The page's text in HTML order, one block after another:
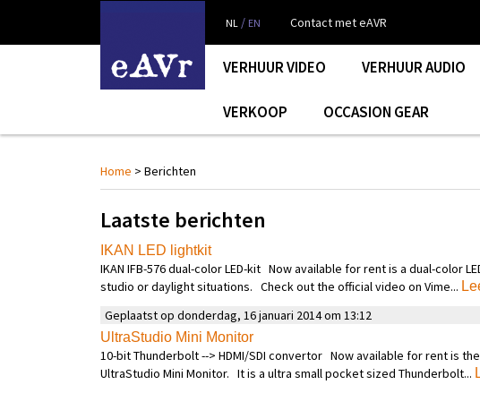
NL / EN Contact met eAVR
VERHUUR VIDEO VERHUUR AUDIO
VERKOOP OCCASION GEAR
Home > Berichten
Laatste berichten
IKAN LED lightkit
IKAN IFB-576 dual-color LED-kit Now available for rent is a dual-color
studio or daylight situations. Check out the official video on Vime...
Geplaatst op donderdag, 16 januari 2014 om 13:12
UltraStudio Mini Monitor
10-bit Thunderbolt --> HDMI/SDI convertor Now available for rent is
UltraStudio Mini Monitor. It is a ultra small pocket sized Thunderbolt...